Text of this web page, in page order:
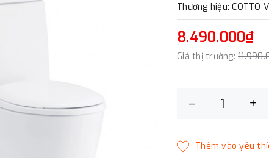
Thương hiệu: COTTO
8.490.000₫
Giá thị trường:
– +